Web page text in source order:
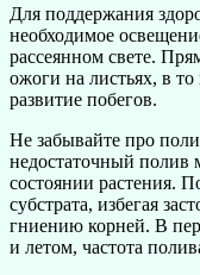
Для поддержания
необходимое
рассеянном свете.
ожоги на листьях, в то
развитие побегов.
Не забывайте про
недостаточный полив
состоянии растения.
субстрата, избегая
гниению корней. В
и летом, частота